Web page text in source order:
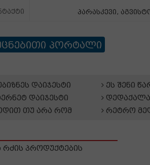
პარასკევი,
პორტალი
დაიჯესტი
დაიჯესტი
თუ არა რომ
ეს შენი
რეტრო
რძის პროდუქტების